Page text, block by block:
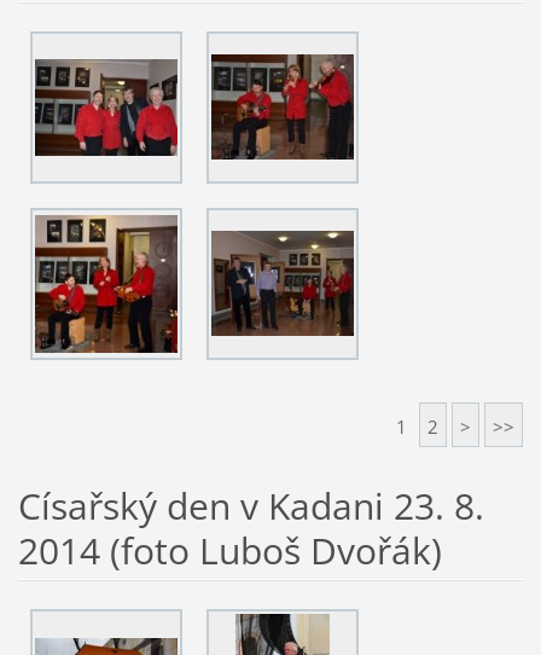
1 2 > >>
Císařský den v Kadani 23. 8.
2014 (foto Luboš Dvořák)